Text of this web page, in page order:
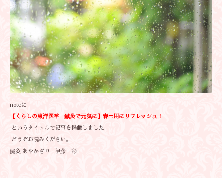
noteに
【くらしの東洋医学 鍼灸で元気に】春土用にリフレッシュ！
というタイトルで記事を掲載しました。
どうぞお読みください。
鍼灸 あやかざり 伊藤 彩